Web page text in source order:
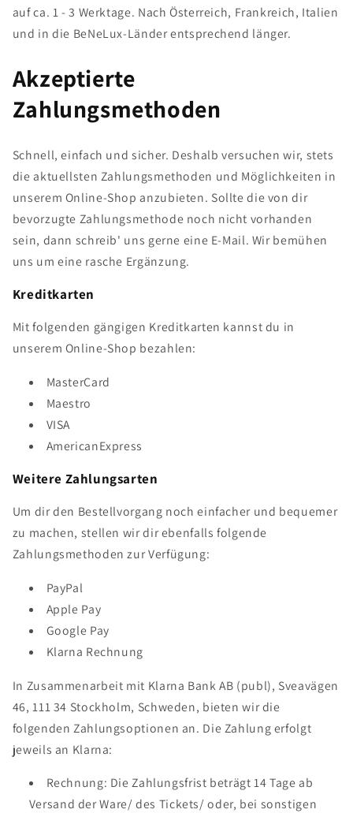
auf ca. 1 - 3 Werktage. Nach Österreich, Frankreich, Italien
und in die BeNeLux-Länder entsprechend länger.
Akzeptierte
Zahlungsmethoden
Schnell, einfach und sicher. Deshalb versuchen wir, stets
die aktuellsten Zahlungsmethoden und Möglichkeiten in
unserem Online-Shop anzubieten. Sollte die von dir
bevorzugte Zahlungsmethode noch nicht vorhanden
sein, dann schreib' uns gerne eine E-Mail. Wir bemühen
uns um eine rasche Ergänzung.
Kreditkarten
Mit folgenden gängigen Kreditkarten kannst du in
unserem Online-Shop bezahlen:
MasterCard
Maestro
VISA
AmericanExpress
Weitere Zahlungsarten
Um dir den Bestellvorgang noch einfacher und bequemer
zu machen, stellen wir dir ebenfalls folgende
Zahlungsmethoden zur Verfügung:
PayPal
Apple Pay
Google Pay
Klarna Rechnung
In Zusammenarbeit mit Klarna Bank AB (publ), Sveavägen
46, 111 34 Stockholm, Schweden, bieten wir die
folgenden Zahlungsoptionen an. Die Zahlung erfolgt
jeweils an Klarna:
Rechnung: Die Zahlungsfrist beträgt 14 Tage ab
Versand der Ware/ des Tickets/ oder, bei sonstigen